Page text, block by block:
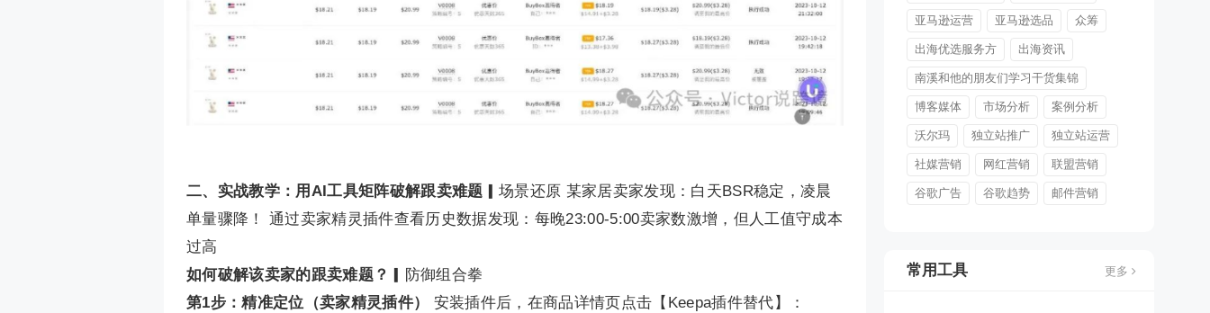
二、实战教学：用AI工具矩阵破解跟卖难题 ▎场景还原 某家居卖家发现：白天BSR稳定，凌晨
单量骤降！ 通过卖家精灵插件查看历史数据发现：每晚23:00-5:00卖家数激增，但人工值守成本
过高
如何破解该卖家的跟卖难题？
▎防御组合拳
第1步：精准定位（卖家精灵插件）
安装插件后，在商品详情页点击【Keepa插件替代】：
亚马逊运营 亚马逊选品 众筹
出海优选服务方 出海资讯
南溪和他的朋友们学习干货集锦
博客媒体 市场分析 案例分析
沃尔玛 独立站推广 独立站运营
社媒营销 网红营销 联盟营销
谷歌广告 谷歌趋势 邮件营销
常用工具 更多